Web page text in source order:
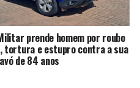
prende homem por roubo
tortura e estupro contra a sua
de 84 anos